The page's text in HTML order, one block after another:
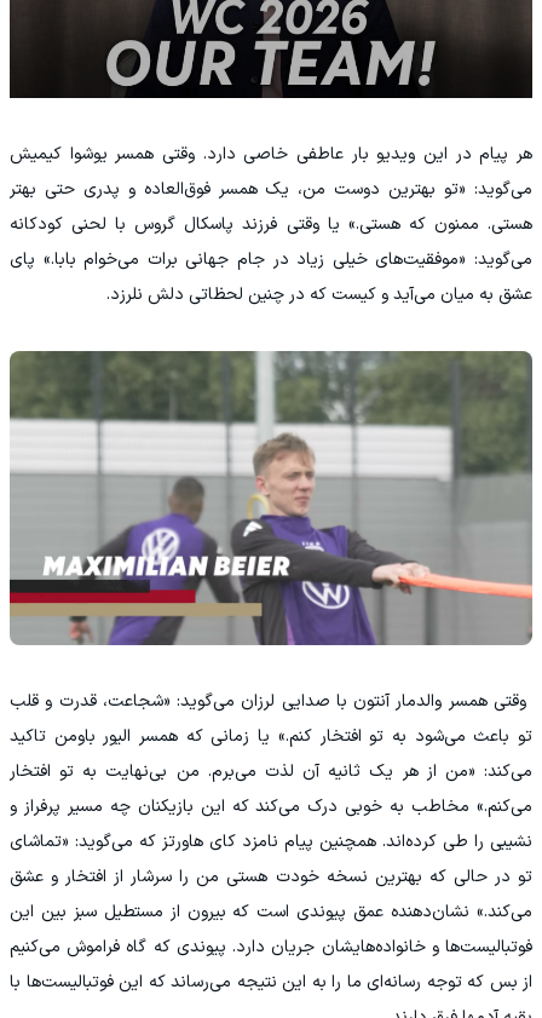
‫هر پیام در این ویدیو بار عاطفی خاصی دارد. وقتی همسر یوشوا کیمیش
می‌گوید: «تو بهترین دوست من، یک همسر فوق‌العاده و پدری حتی بهتر
هستی. ممنون که هستی.» یا وقتی فرزند پاسکال گروس با لحنی کودکانه
می‌گوید: «موفقیت‌های خیلی زیاد در جام جهانی برات می‌خوام بابا.» پای
عشق به میان می‌آید و کیست که در چنین لحظاتی دلش نلرزد.
‫ وقتی همسر والدمار آنتون با صدایی لرزان می‌گوید: «شجاعت، قدرت و قلب
تو باعث می‌شود به تو افتخار کنم.» یا زمانی که همسر الیور باومن تاکید
می‌کند: «من از هر یک ثانیه آن لذت می‌برم. من بی‌نهایت به تو افتخار
می‌کنم.» مخاطب به خوبی درک می‌کند که این بازیکنان چه مسیر پرفراز و
نشیبی را طی کرده‌اند. همچنین پیام نامزد کای هاورتز که می‌گوید: «تماشای
تو در حالی که بهترین نسخه خودت هستی من را سرشار از افتخار و عشق
می‌کند.» نشان‌دهنده عمق پیوندی است که بیرون از مستطیل سبز بین این
فوتبالیست‌ها و خانواده‌هایشان جریان دارد. پیوندی که گاه فراموش می‌کنیم
از بس که توجه رسانه‌ای ما را به این نتیجه می‌رساند که این فوتبالیست‌ها با